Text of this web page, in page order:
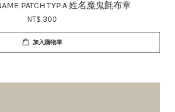
PATCH TYP.A 姓名魔鬼氈布章
NT$ 300
加入購物車